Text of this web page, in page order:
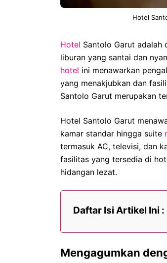
Hotel
Hotel Santolo Garut adalah
liburan yang santai dan
hotel ini menawarkan
yang menakjubkan dan
Santolo Garut merupakan
Hotel Santolo Garut
kamar standar hingga suite
termasuk AC, televisi, dan
fasilitas yang tersedia di
hidangan lezat.
Daftar Isi Artikel Ini :
Mengagumkan